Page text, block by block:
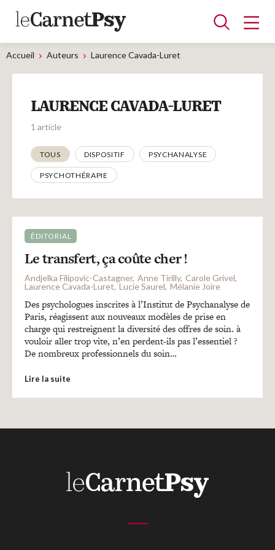
Articles
A la une
Adolescence
Dispositif
Enfance
Périnatalité
Psychanalyse
Psychopathologie
Soin
Dossiers
Blocs-notes
Recherches
Entretiens
Mon compte
Accueil Auteurs Laurence Cavada-Luret
LAURENCE CAVADA-LURET
1 article
Thématiques
TOUS DISPOSITIF PSYCHANALYSE
PSYCHOTHÉRAPIE
ÉDITORIAL
Le transfert, ça coûte cher !
Andjelka Filipovic-Castagner Anne Tirilly Carole Grivel
Laurence Cavada-Luret Lucie Saurel Mélanie Joire
Des psychologues inscrites à l’Institut de Psychanalyse de
Paris, réagissent aux nouveaux modèles de prise en
charge qui restreignent la diversité des offres de soin. à
vouloir aller trop vite, n’en perdent-ils pas l’essentiel ?
De nombreux professionnels du soin…
Lire la suite